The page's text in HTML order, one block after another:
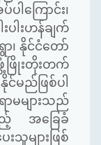
ကြောင်း၊
ါးဟန်ချက်
၊ နိုင်ငံတော်
ြိုးတိုးတက်
ည်ဖြစ်ပါ
မများသည်
ည့် အခြေခံ
ျားဖြစ်